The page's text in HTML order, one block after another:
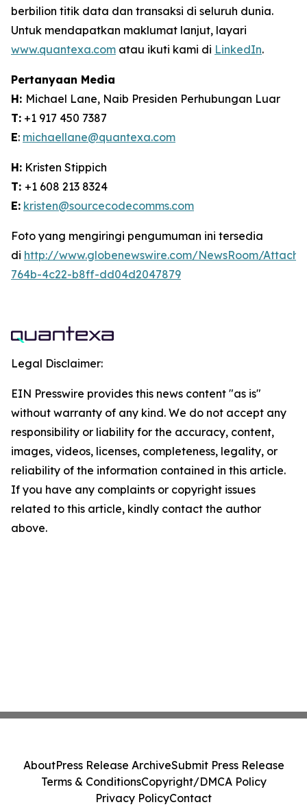
berbilion titik data dan transaksi di seluruh dunia.
Untuk mendapatkan maklumat lanjut, layari
www.quantexa.com atau ikuti kami di LinkedIn.
Pertanyaan Media
H: Michael Lane, Naib Presiden Perhubungan Luar
T: +1 917 450 7387
E: michaellane@quantexa.com
H: Kristen Stippich
T: +1 608 213 8324
E: kristen@sourcecodecomms.com
Foto yang mengiringi pengumuman ini tersedia
di http://www.globenewswire.com/NewsRoom/
764b-4c22-b8ff-dd04d2047879
Legal Disclaimer:
EIN Presswire provides this news content "as is"
without warranty of any kind. We do not accept any
responsibility or liability for the accuracy, content,
images, videos, licenses, completeness, legality, or
reliability of the information contained in this article.
If you have any complaints or copyright issues
related to this article, kindly contact the author
above.
AboutPress Release ArchiveSubmit Press Release
Terms & ConditionsCopyright/DMCA Policy
Privacy PolicyContact